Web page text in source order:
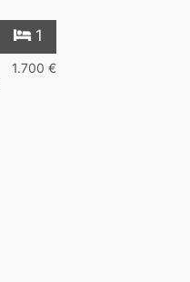
1
1.700 €